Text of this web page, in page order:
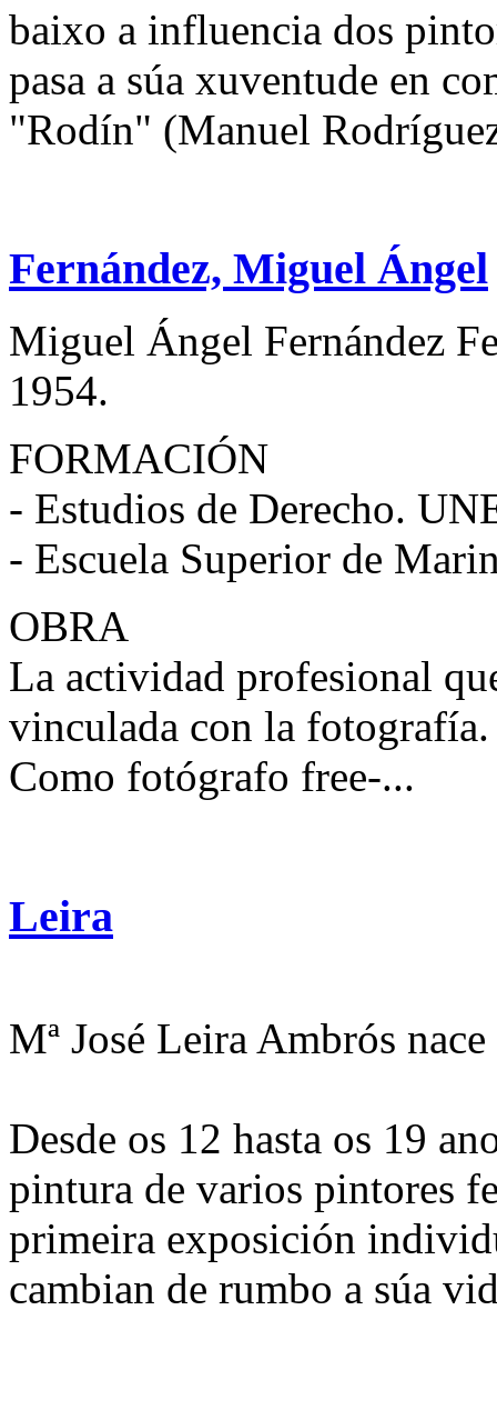
baixo a influencia dos
pasa a súa xuventude en
"Rodín" (Manuel
Fernández, Miguel Ángel
Miguel Ángel Fernández
1954.
FORMACIÓN
- Estudios de Derecho.
- Escuela Superior de
OBRA
La actividad profesional
vinculada con la fotografía.
Como fotógrafo free-...
Leira
Mª José Leira Ambrós
Desde os 12 hasta os 19
pintura de varios pintores
primeira exposición
cambian de rumbo a súa